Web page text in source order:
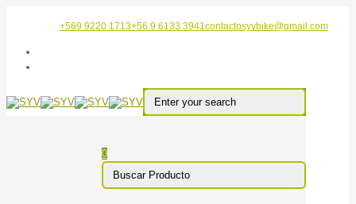
+569 9220 1713+56 9 6133 3941contactosyvbike@gmail.com
0